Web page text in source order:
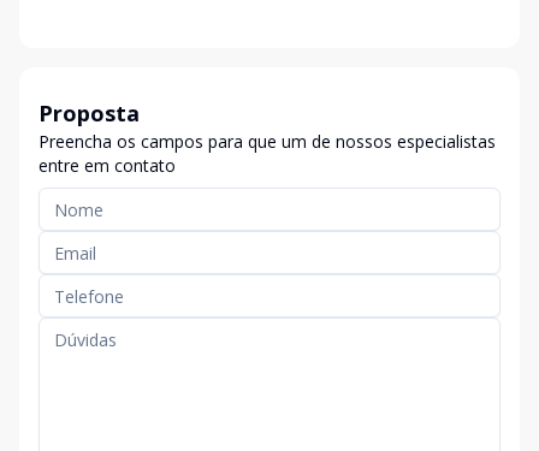
Proposta
Preencha os campos para que um de nossos especialistas
entre em contato